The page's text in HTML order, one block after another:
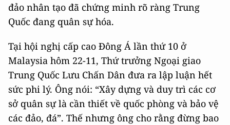
đảo nhân tạo đã chứng minh rõ ràng Trung
Quốc đang quân sự hóa.
Tại hội nghị cấp cao Đông Á lần thứ 10 ở
Malaysia hôm 22-11, Thứ trưởng Ngoại giao
Trung Quốc Lưu Chấn Dân đưa ra lập luận hết
sức phi lý. Ông nói: “Xây dựng và duy trì các cơ
sở quân sự là cần thiết về quốc phòng và bảo vệ
các đảo, đá”. Thế nhưng ông cho rằng đừng bao